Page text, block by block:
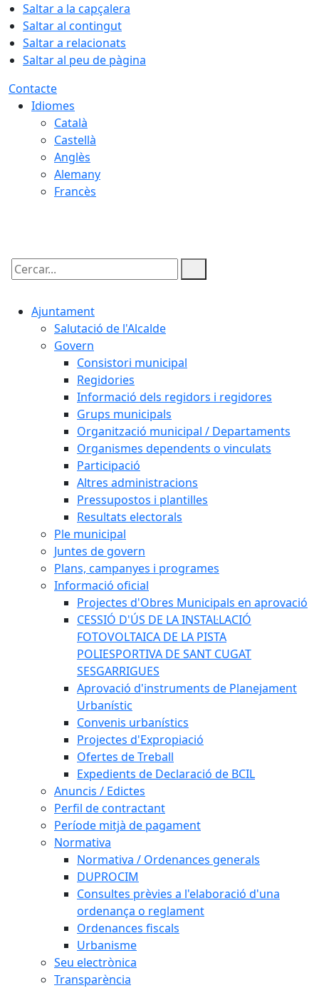
Saltar a la capçalera
Saltar al contingut
Saltar a relacionats
Saltar al peu de pàgina
Contacte
Idiomes
Català
Castellà
Anglès
Alemany
Francès
Cercar:
Ajuntament
Salutació de l'Alcalde
Govern
Consistori municipal
Regidories
Informació dels regidors i regidores
Grups municipals
Organització municipal / Departaments
Organismes dependents o vinculats
Participació
Altres administracions
Pressupostos i plantilles
Resultats electorals
Ple municipal
Juntes de govern
Plans, campanyes i programes
Informació oficial
Projectes d'Obres Municipals en aprovació
CESSIÓ D'ÚS DE LA INSTAL·LACIÓ
FOTOVOLTAICA DE LA PISTA
POLIESPORTIVA DE SANT CUGAT
SESGARRIGUES
Aprovació d'instruments de Planejament
Urbanístic
Convenis urbanístics
Projectes d'Expropiació
Ofertes de Treball
Expedients de Declaració de BCIL
Anuncis / Edictes
Perfil de contractant
Període mitjà de pagament
Normativa
Normativa / Ordenances generals
DUPROCIM
Consultes prèvies a l'elaboració d'una
ordenança o reglament
Ordenances fiscals
Urbanisme
Seu electrònica
Transparència